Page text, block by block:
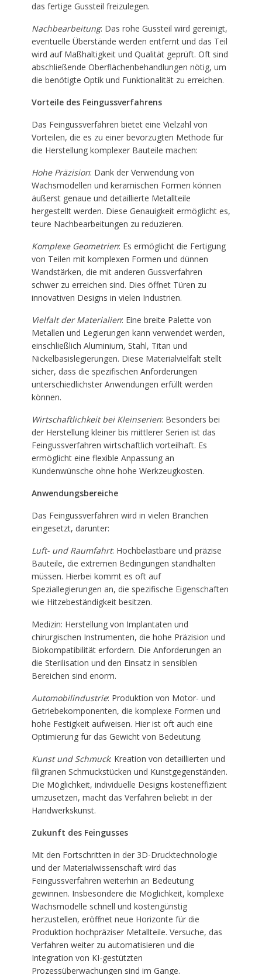
das fertige Gussteil freizulegen.
Nachbearbeitung: Das rohe Gussteil wird gereinigt,
eventuelle Überstände werden entfernt und das Teil
wird auf Maßhaltigkeit und Qualität geprüft. Oft sind
abschließende Oberflächenbehandlungen nötig, um
die benötigte Optik und Funktionalität zu erreichen.
Vorteile des Feingussverfahrens
Das Feingussverfahren bietet eine Vielzahl von
Vorteilen, die es zu einer bevorzugten Methode für
die Herstellung komplexer Bauteile machen:
Hohe Präzision: Dank der Verwendung von
Wachsmodellen und keramischen Formen können
äußerst genaue und detaillierte Metallteile
hergestellt werden. Diese Genauigkeit ermöglicht es,
teure Nachbearbeitungen zu reduzieren.
Komplexe Geometrien: Es ermöglicht die Fertigung
von Teilen mit komplexen Formen und dünnen
Wandstärken, die mit anderen Gussverfahren
schwer zu erreichen sind. Dies öffnet Türen zu
innovativen Designs in vielen Industrien.
Vielfalt der Materialien: Eine breite Palette von
Metallen und Legierungen kann verwendet werden,
einschließlich Aluminium, Stahl, Titan und
Nickelbasislegierungen. Diese Materialvielfalt stellt
sicher, dass die spezifischen Anforderungen
unterschiedlichster Anwendungen erfüllt werden
können.
Wirtschaftlichkeit bei Kleinserien: Besonders bei
der Herstellung kleiner bis mittlerer Serien ist das
Feingussverfahren wirtschaftlich vorteilhaft. Es
ermöglicht eine flexible Anpassung an
Kundenwünsche ohne hohe Werkzeugkosten.
Anwendungsbereiche
Das Feingussverfahren wird in vielen Branchen
eingesetzt, darunter:
Luft- und Raumfahrt: Hochbelastbare und präzise
Bauteile, die extremen Bedingungen standhalten
müssen. Hierbei kommt es oft auf
Speziallegierungen an, die spezifische Eigenschaften
wie Hitzebeständigkeit besitzen.
Medizin: Herstellung von Implantaten und
chirurgischen Instrumenten, die hohe Präzision und
Biokompatibilität erfordern. Die Anforderungen an
die Sterilisation und den Einsatz in sensiblen
Bereichen sind enorm.
Automobilindustrie: Produktion von Motor- und
Getriebekomponenten, die komplexe Formen und
hohe Festigkeit aufweisen. Hier ist oft auch eine
Optimierung für das Gewicht von Bedeutung.
Kunst und Schmuck: Kreation von detaillierten und
filigranen Schmuckstücken und Kunstgegenständen.
Die Möglichkeit, individuelle Designs kosteneffizient
umzusetzen, macht das Verfahren beliebt in der
Handwerkskunst.
Zukunft des Feingusses
Mit den Fortschritten in der 3D-Drucktechnologie
und der Materialwissenschaft wird das
Feingussverfahren weiterhin an Bedeutung
gewinnen. Insbesondere die Möglichkeit, komplexe
Wachsmodelle schnell und kostengünstig
herzustellen, eröffnet neue Horizonte für die
Produktion hochpräziser Metallteile. Versuche, das
Verfahren weiter zu automatisieren und die
Integration von KI-gestützten
Prozessüberwachungen sind im Gange.